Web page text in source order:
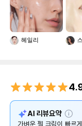
헤일리
AI 리뷰요약 설
명
가벼운 젤 크림이 빠르